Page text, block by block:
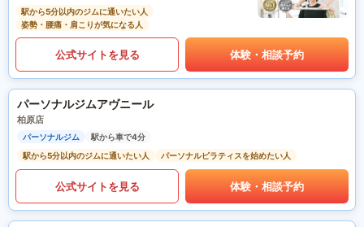
駅から5分以内のジムに通いたい人
姿勢・腰痛・肩こりが気になる人
公式サイトを見る 体験・相談予約
パーソナルジムアヴニール
柏原店
パーソナルジム
駅から車で4分
駅から5分以内のジムに通いたい人
パーソナルピラティスを始めたい人
公式サイトを見る 体験・相談予約